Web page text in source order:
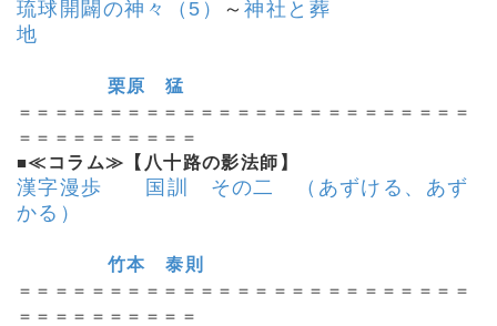
琉球開闢の神々（5） ～神社と葬
地
栗原 猛
＝＝＝＝＝＝＝＝＝＝＝＝＝＝＝＝＝＝＝＝＝＝＝＝＝
＝＝＝＝＝＝＝＝＝＝
■≪コラム≫【八十路の影法師】
漢字漫歩 国訓 その二 （あずける、あず
かる）
竹本 泰則
＝＝＝＝＝＝＝＝＝＝＝＝＝＝＝＝＝＝＝＝＝＝＝＝＝
＝＝＝＝＝＝＝＝＝＝